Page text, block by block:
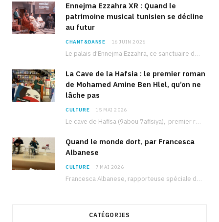
Ennejma Ezzahra XR : Quand le
patrimoine musical tunisien se décline
au futur
CHANT&DANSE 16 JUIN 2026
Le palais d’Ennejma Ezzahra, ce sanctuaire de la musique tunisienne et méditerranéenne construit par le…
La Cave de la Hafsia : le premier roman
de Mohamed Amine Ben Hlel, qu’on ne
lâche pas
CULTURE 15 MAI 2026
Le cave de Hafisa (9abou 7afisiya), premier roman du journaliste tunisien Mohamed Amine Ben Hlel,…
Quand le monde dort, par Francesca
Albanese
CULTURE 7 MAI 2026
Francesca Albanese, rapporteuse spéciale de l’ONU sur les territoires palestiniens occupés, était à Tunis pour…
CATÉGORIES